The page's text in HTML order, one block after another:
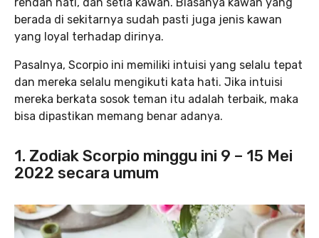
berada di sekitarnya sudah pasti juga jenis kawan
yang loyal terhadap dirinya.
Pasalnya, Scorpio ini memiliki intuisi yang selalu tepat
dan mereka selalu mengikuti kata hati. Jika intuisi
mereka berkata sosok teman itu adalah terbaik, maka
bisa dipastikan memang benar adanya.
1. Zodiak Scorpio minggu ini 9 – 15 Mei
2022 secara umum